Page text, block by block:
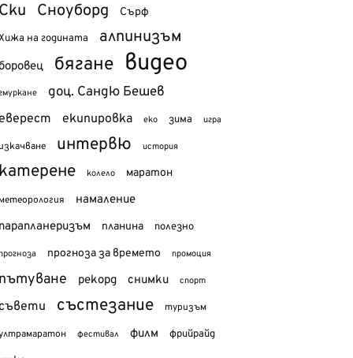
Сноуборд Сърф
на годината алпинизъм
бягане видео
доц. Сандю Бешев
екипировка еко зима игра
интервю история
колело маратон
намаление
планина полезно
прогноза за времето промоция
рекорд снимки спорт
състезание туризъм
фестивал филм фрийрайд